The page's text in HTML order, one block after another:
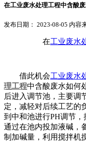
在工业废水处理工程中含酸
发布日期： 2023-08-05 内容
在工业废水
借此机会工业废水
理工程中含酸废水如何
后进入调节池，主要调
定，减轻对后续工艺的
到中和池进行PH调节，
通过在池内投加液碱，
制加碱量，利用搅拌机